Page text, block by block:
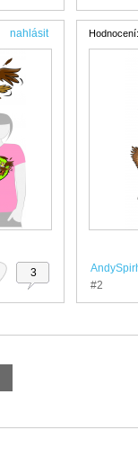
nahlásit
3
Hodnocení:
#2